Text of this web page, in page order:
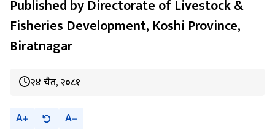
Published by Directorate of Livestock &
Fisheries Development, Koshi Province,
Biratnagar
२४ चैत, २०८१
A A